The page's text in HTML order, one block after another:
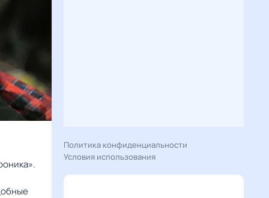
Политика конфиденциальности
Условия использования